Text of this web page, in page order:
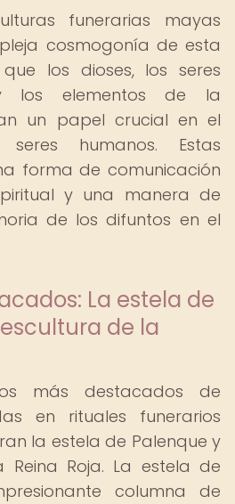
funerarias mayas
cosmogonía de esta
los dioses, los seres
los elementos de la
un papel crucial en el
humanos. Estas
forma de comunicación
y una manera de
de los difuntos en el
La estela de
de la
más destacados de
en rituales funerarios
la estela de Palenque y
Roja. La estela de
columna de